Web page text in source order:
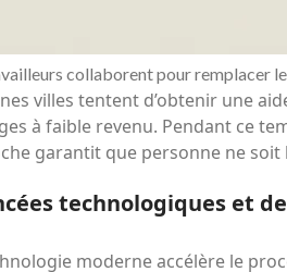
collaborent pour remplacer
villes tentent d’obtenir une
à faible revenu. Pendant ce
garantit que personne ne soit
technologiques et
moderne accélère le